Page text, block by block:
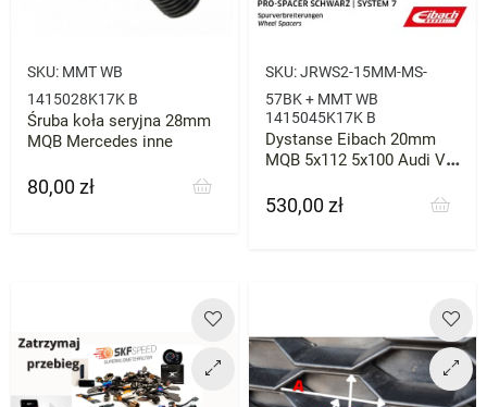
SKU: MMT WB
1415028K17K B
Śruba koła seryjna 28mm
MQB Mercedes inne
Cena
80,00 zł
SKU:JRWS2-15MM-MS-
57BK + MMT WB
1415045K17K B
Dystanse Eibach 20mm
MQB 5x112 5x100 Audi VW
Cena
530,00 zł